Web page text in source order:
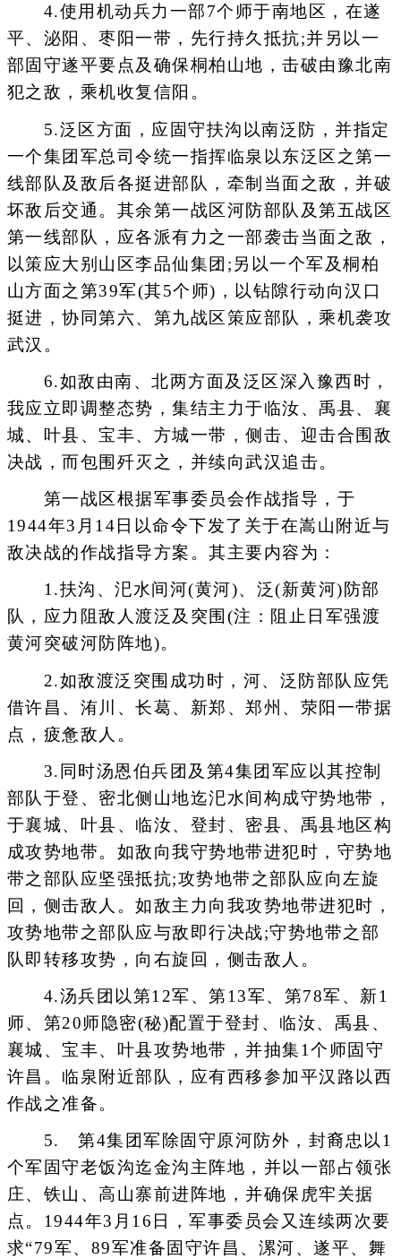
4.使用机动兵力一部7个师于南地区，在遂
平、泌阳、枣阳一带，先行持久抵抗;并另以一
部固守遂平要点及确保桐柏山地，击破由豫北南
犯之敌，乘机收复信阳。
5.泛区方面，应固守扶沟以南泛防，并指定
一个集团军总司令统一指挥临泉以东泛区之第一
线部队及敌后各挺进部队，牵制当面之敌，并破
坏敌后交通。其余第一战区河防部队及第五战区
第一线部队，应各派有力之一部袭击当面之敌，
以策应大别山区李品仙集团;另以一个军及桐柏
山方面之第39军(其5个师)，以钻隙行动向汉口
挺进，协同第六、第九战区策应部队，乘机袭攻
武汉。
6.如敌由南、北两方面及泛区深入豫西时，
我应立即调整态势，集结主力于临汝、禹县、襄
城、叶县、宝丰、方城一带，侧击、迎击合围敌
决战，而包围歼灭之，并续向武汉追击。
第一战区根据军事委员会作战指导，于
1944年3月14日以命令下发了关于在嵩山附近与
敌决战的作战指导方案。其主要内容为：
1.扶沟、汜水间河(黄河)、泛(新黄河)防部
队，应力阻敌人渡泛及突围(注：阻止日军强渡
黄河突破河防阵地)。
2.如敌渡泛突围成功时，河、泛防部队应凭
借许昌、洧川、长葛、新郑、郑州、荥阳一带据
点，疲惫敌人。
3.同时汤恩伯兵团及第4集团军应以其控制
部队于登、密北侧山地迄汜水间构成守势地带，
于襄城、叶县、临汝、登封、密县、禹县地区构
成攻势地带。如敌向我守势地带进犯时，守势地
带之部队应坚强抵抗;攻势地带之部队应向左旋
回，侧击敌人。如敌主力向我攻势地带进犯时，
攻势地带之部队应与敌即行决战;守势地带之部
队即转移攻势，向右旋回，侧击敌人。
4.汤兵团以第12军、第13军、第78军、新1
师、第20师隐密(秘)配置于登封、临汝、禹县、
襄城、宝丰、叶县攻势地带，并抽集1个师固守
许昌。临泉附近部队，应有西移参加平汉路以西
作战之准备。
5. 第4集团军除固守原河防外，封裔忠以1
个军固守老饭沟迄金沟主阵地，并以一部占领张
庄、铁山、高山寨前进阵地，并确保虎牢关据
点。1944年3月16日，军事委员会又连续两次要
求“79军、89军准备固守许昌、漯河、遂平、舞